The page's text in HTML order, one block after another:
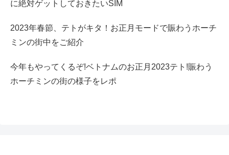
に絶対ゲットしておきたいSIM
2023年春節、テトがキタ！お正月モードで賑わうホーチ
ミンの街中をご紹介
今年もやってくるぞ!ベトナムのお正月2023テト!賑わう
ホーチミンの街の様子をレポ